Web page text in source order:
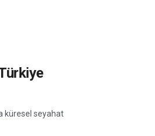
küresel seyahat